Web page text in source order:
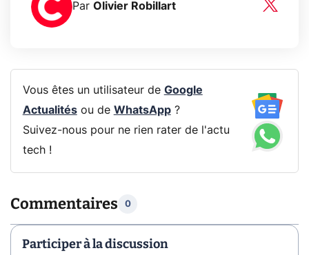
Par Olivier Robillart
Vous êtes un utilisateur de Google
Actualitésou de WhatsApp?
Suivez-nous pour ne rien rater de l'actu
tech !
Commentaires 0
Participer à la discussion